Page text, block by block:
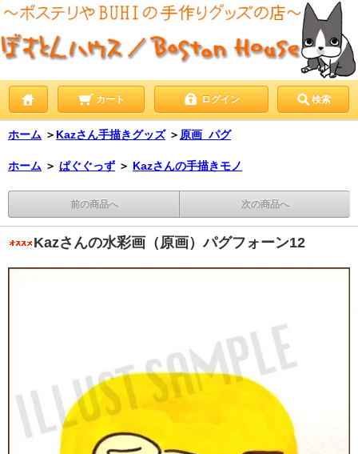
カート ログイン 検索
ホーム ＞ Kazさん手描きグッズ ＞ 原画_パグ
ホーム ＞ ぱぐぐっず ＞ Kazさんの手描きモノ
前の商品へ 次の商品へ
Kazさんの水彩画（原画）パグフォーン12